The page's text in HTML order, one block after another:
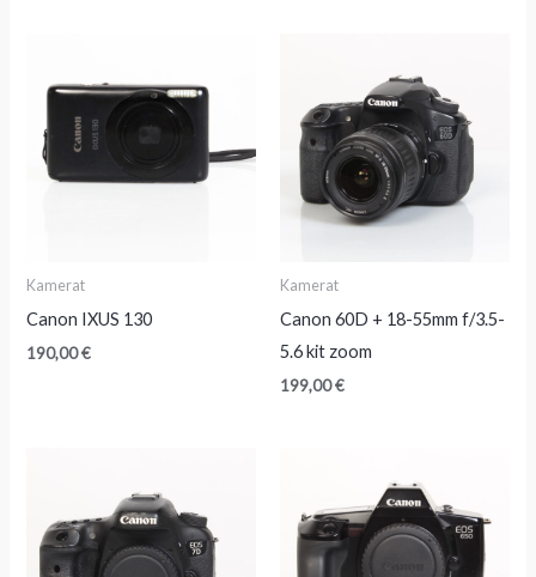
Kamerat
Canon IXUS 130
190,00€
Kamerat
Canon 60D + 18-55mm f/3.5-
5.6 kit zoom
199,00€